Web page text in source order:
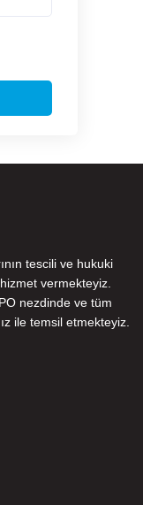
tescili ve hukuki
vermekteyiz.
nezdinde ve tüm
ile temsil etmekteyiz.